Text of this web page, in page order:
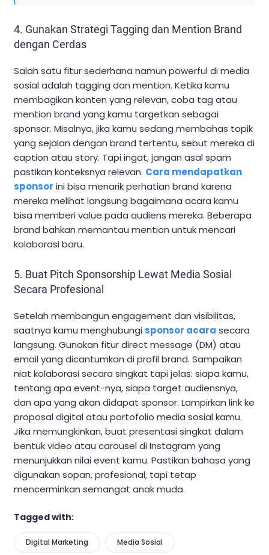
4. Gunakan Strategi Tagging dan Mention Brand
dengan Cerdas
Salah satu fitur sederhana namun powerful di media
sosial adalah tagging dan mention. Ketika kamu
membagikan konten yang relevan, coba tag atau
mention brand yang kamu targetkan sebagai
sponsor. Misalnya, jika kamu sedang membahas topik
yang sejalan dengan brand tertentu, sebut mereka di
caption atau story. Tapi ingat, jangan asal spam
pastikan konteksnya relevan. Cara mendapatkan
sponsor ini bisa menarik perhatian brand karena
mereka melihat langsung bagaimana acara kamu
bisa memberi value pada audiens mereka. Beberapa
brand bahkan memantau mention untuk mencari
kolaborasi baru.
5. Buat Pitch Sponsorship Lewat Media Sosial
Secara Profesional
Setelah membangun engagement dan visibilitas,
saatnya kamu menghubungi sponsor acara secara
langsung. Gunakan fitur direct message (DM) atau
email yang dicantumkan di profil brand. Sampaikan
niat kolaborasi secara singkat tapi jelas: siapa kamu,
tentang apa event-nya, siapa target audiensnya,
dan apa yang akan didapat sponsor. Lampirkan link ke
proposal digital atau portofolio media sosial kamu.
Jika memungkinkan, buat presentasi singkat dalam
bentuk video atau carousel di Instagram yang
menunjukkan nilai event kamu. Pastikan bahasa yang
digunakan sopan, profesional, tapi tetap
mencerminkan semangat anak muda.
Tagged with:
Digital Marketing Media Sosial